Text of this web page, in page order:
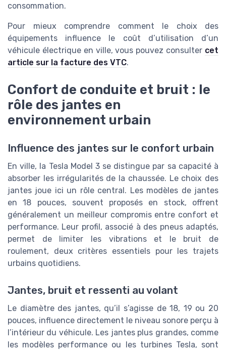
consommation.
Pour mieux comprendre comment le choix des
équipements influence le coût d’utilisation d’un
véhicule électrique en ville, vous pouvez consulter cet
article sur la facture des VTC.
Confort de conduite et bruit : le
rôle des jantes en
environnement urbain
Influence des jantes sur le confort urbain
En ville, la Tesla Model 3 se distingue par sa capacité à
absorber les irrégularités de la chaussée. Le choix des
jantes joue ici un rôle central. Les modèles de jantes
en 18 pouces, souvent proposés en stock, offrent
généralement un meilleur compromis entre confort et
performance. Leur profil, associé à des pneus adaptés,
permet de limiter les vibrations et le bruit de
roulement, deux critères essentiels pour les trajets
urbains quotidiens.
Jantes, bruit et ressenti au volant
Le diamètre des jantes, qu’il s’agisse de 18, 19 ou 20
pouces, influence directement le niveau sonore perçu à
l’intérieur du véhicule. Les jantes plus grandes, comme
les modèles performance ou les turbines Tesla, sont